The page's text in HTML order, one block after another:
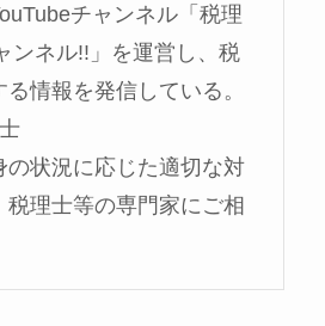
チャンネル「税理
ンネル!!」を運営し、税
情報を発信している。
状況に応じた適切な対
税理士等の専門家にご相